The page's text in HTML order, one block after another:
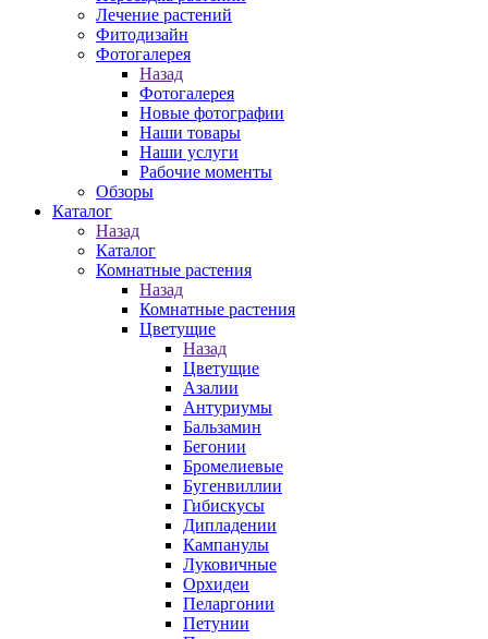
Лечение растений
Фитодизайн
Фотогалерея
Назад
Фотогалерея
Новые фотографии
Наши товары
Наши услуги
Рабочие моменты
Обзоры
Каталог
Назад
Каталог
Комнатные растения
Назад
Комнатные растения
Цветущие
Назад
Цветущие
Азалии
Антуриумы
Бальзамин
Бегонии
Бромелиевые
Бугенвиллии
Гибискусы
Дипладении
Кампанулы
Луковичные
Орхидеи
Пеларгонии
Петунии